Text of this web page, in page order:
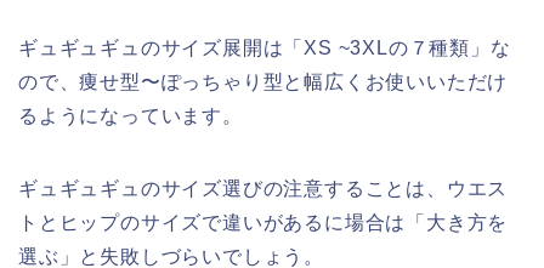
ギュギュギュのサイズ展開は「XS ~3XLの７種類」な
ので、痩せ型〜ぽっちゃり型と幅広くお使いいただけ
るようになっています。
ギュギュギュのサイズ選びの注意することは、ウエス
トとヒップのサイズで違いがあるに場合は「大き方を
選ぶ」と失敗しづらいでしょう。